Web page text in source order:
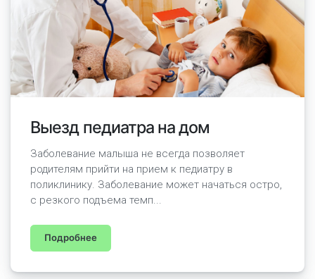
Выезд педиатра на дом
Заболевание малыша не всегда позволяет
родителям прийти на прием к педиатру в
поликлинику. Заболевание может начаться остро,
с резкого подъема темп...
Подробнее